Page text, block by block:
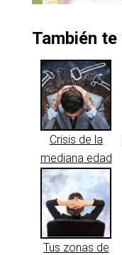
También
Crisis de la
mediana edad
Tus zonas de